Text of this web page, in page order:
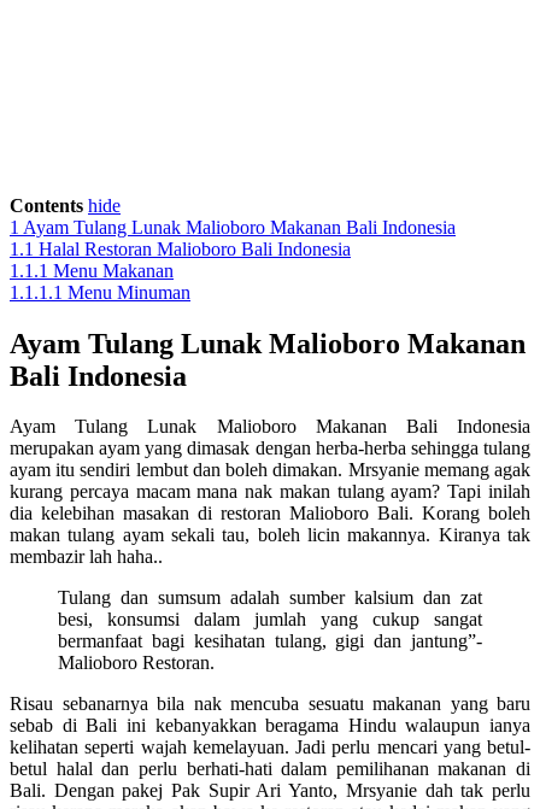
Contents hide
1 Ayam Tulang Lunak Malioboro Makanan Bali Indonesia
1.1 Halal Restoran Malioboro Bali Indonesia
1.1.1 Menu Makanan
1.1.1.1 Menu Minuman
Ayam Tulang Lunak Malioboro Makanan
Bali Indonesia
Ayam Tulang Lunak Malioboro Makanan Bali Indonesia
merupakan ayam yang dimasak dengan herba-herba sehingga tulang
ayam itu sendiri lembut dan boleh dimakan. Mrsyanie memang agak
kurang percaya macam mana nak makan tulang ayam? Tapi inilah
dia kelebihan masakan di restoran Malioboro Bali. Korang boleh
makan tulang ayam sekali tau, boleh licin makannya. Kiranya tak
membazir lah haha..
Tulang dan sumsum adalah sumber kalsium dan zat
besi, konsumsi dalam jumlah yang cukup sangat
bermanfaat bagi kesihatan tulang, gigi dan jantung”-
Malioboro Restoran.
Risau sebanarnya bila nak mencuba sesuatu makanan yang baru
sebab di Bali ini kebanyakkan beragama Hindu walaupun ianya
kelihatan seperti wajah kemelayuan. Jadi perlu mencari yang betul-
betul halal dan perlu berhati-hati dalam pemilihanan makanan di
Bali. Dengan pakej Pak Supir Ari Yanto, Mrsyanie dah tak perlu